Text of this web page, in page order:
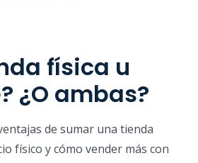
física u
¿O ambas?
de sumar una tienda
físico y cómo vender más con